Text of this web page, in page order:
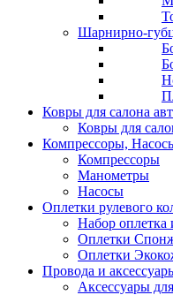
Шарнирно-
Ковры для салона
Ковры для
Компрессоры,
Компрессоры
Манометры
Насосы
Оплетки рулевого
Набор оплетка
Оплетки
Оплетки
Провода и
Аксессуары